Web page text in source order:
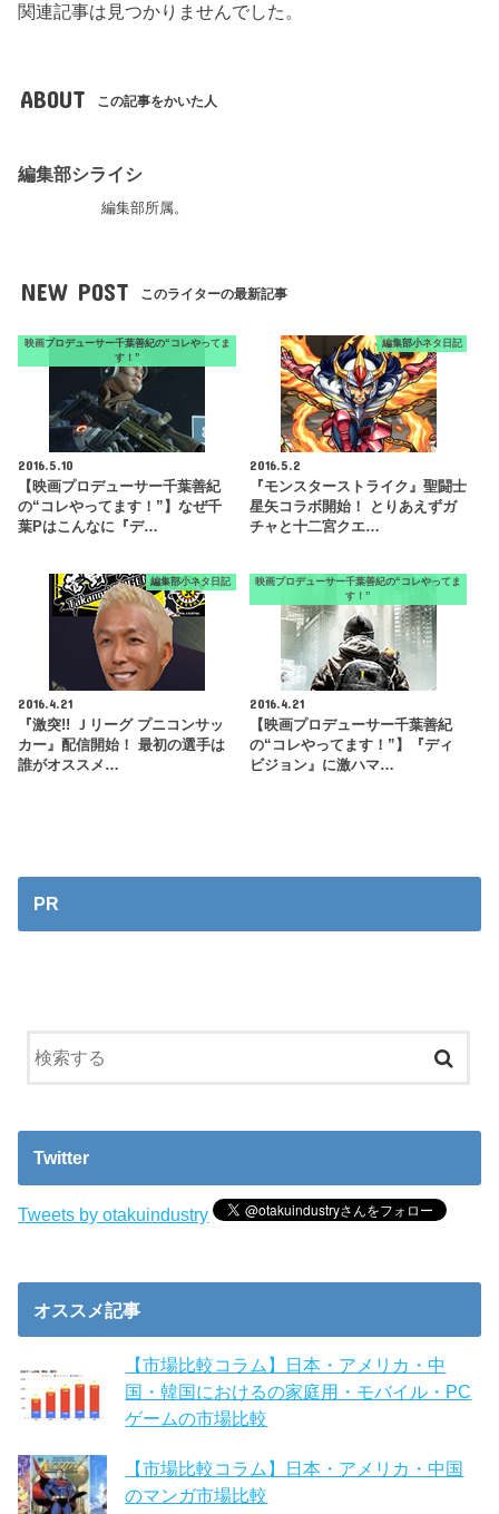
関連記事は見つかりませんでした。
ABOUT この記事をかいた人
編集部シライシ
編集部所属。
NEW POST このライターの最新記事
映画プロデューサー千葉善紀の“コレやってま
す！”
2016.5.10
【映画プロデューサー千葉善紀
の“コレやってます！”】なぜ千
葉Pはこんなに『デ…
編集部小ネタ日記
2016.5.2
『モンスターストライク』聖闘士
星矢コラボ開始！ とりあえずガ
チャと十二宮クエ…
編集部小ネタ日記
2016.4.21
『激突!! Ｊリーグ プニコンサッ
カー』配信開始！ 最初の選手は
誰がオススメ…
映画プロデューサー千葉善紀の“コレやってま
す！”
2016.4.21
【映画プロデューサー千葉善紀
の“コレやってます！”】『ディ
ビジョン』に激ハマ…
PR
Twitter
Tweets by otakuindustry
オススメ記事
【市場比較コラム】日本・アメリカ・中
国・韓国におけるの家庭用・モバイル・PC
ゲームの市場比較
【市場比較コラム】日本・アメリカ・中国
のマンガ市場比較